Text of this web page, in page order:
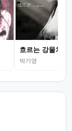
흐르는 강물처럼
박기영